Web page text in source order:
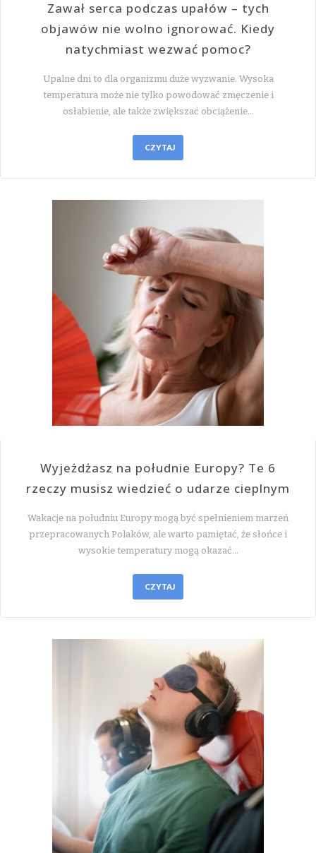
Zawał serca podczas upałów – tych
objawów nie wolno ignorować. Kiedy
natychmiast wezwać pomoc?
Upalne dni to dla organizmu duże wyzwanie. Wysoka
temperatura może nie tylko powodować zmęczenie i
osłabienie, ale także zwiększać obciążenie…
CZYTAJ
Wyjeżdżasz na południe Europy? Te 6
rzeczy musisz wiedzieć o udarze cieplnym
Wakacje na południu Europy mogą być spełnieniem marzeń
przepracowanych Polaków, ale warto pamiętać, że słońce i
wysokie temperatury mogą okazać…
CZYTAJ